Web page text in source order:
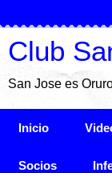
Club
San Jose es
Inicio
Socios